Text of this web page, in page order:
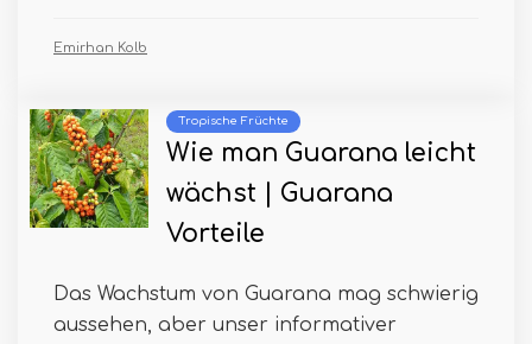
Emirhan Kolb
Tropische Früchte
Wie man Guarana leicht
wächst | Guarana
Vorteile
Das Wachstum von Guarana mag schwierig
aussehen, aber unser informativer